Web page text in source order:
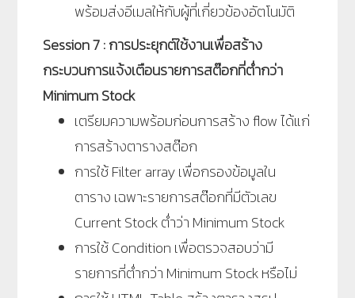
พร้อมส่งอีเมลให้กับผู้ที่เกี่ยวข้องอัตโนมัติ
Session 7 : การประยุกต์ใช้งานเพื่อสร้าง
กระบวนการแจ้งเตือนรายการสต๊อกที่ต่ำกว่า
Minimum Stock
เตรียมความพร้อมก่อนการสร้าง flow ได้แก่
การสร้างตารางสต๊อก
การใช้ Filter array เพื่อกรองข้อมูลใน
ตาราง เฉพาะรายการสต๊อกที่มีตัวเลข
Current Stock ต่ำว่า Minimum Stock
การใช้ Condition เพื่อตรวจสอบว่ามี
รายการที่ต่ำกว่า Minimum Stock หรือไม่